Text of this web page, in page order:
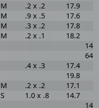
M .2 x .2
17.9
M .9 x .5
17.6
M .3 x .2
17.8
M .2 x .1
18.2
.4 x .3
17.4
19.8
M .2 x .2
17.1
S 1.0 x .8
14.7